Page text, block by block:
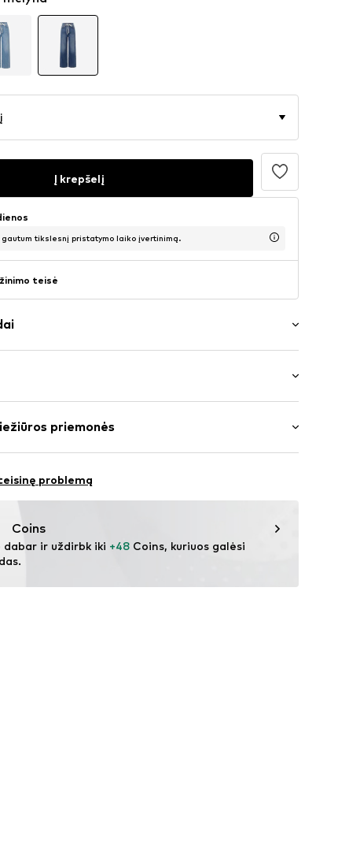
Į krepšelį
tikslesnį pristatymo laiko įvertinimą.
teisė
Plačios klešnės
vidutinis juosmuo
priemonės
28% Poliesteris – PES, 5% Viskozė, 1%
problemą
Coins
dabar ir uždirbk iki +48 Coins, kuriuos galėsi